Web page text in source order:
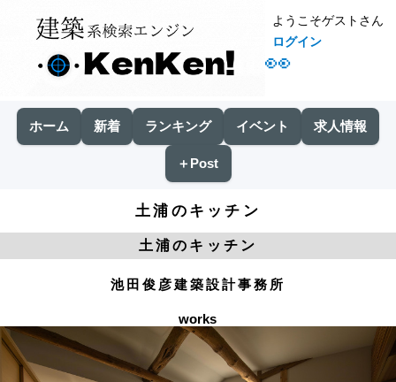
👀
ようこそゲストさん
ログイン
ホーム 新着 ランキング イベント 求人情報
＋Post
土浦のキッチン
土浦のキッチン
池田俊彦建築設計事務所
works